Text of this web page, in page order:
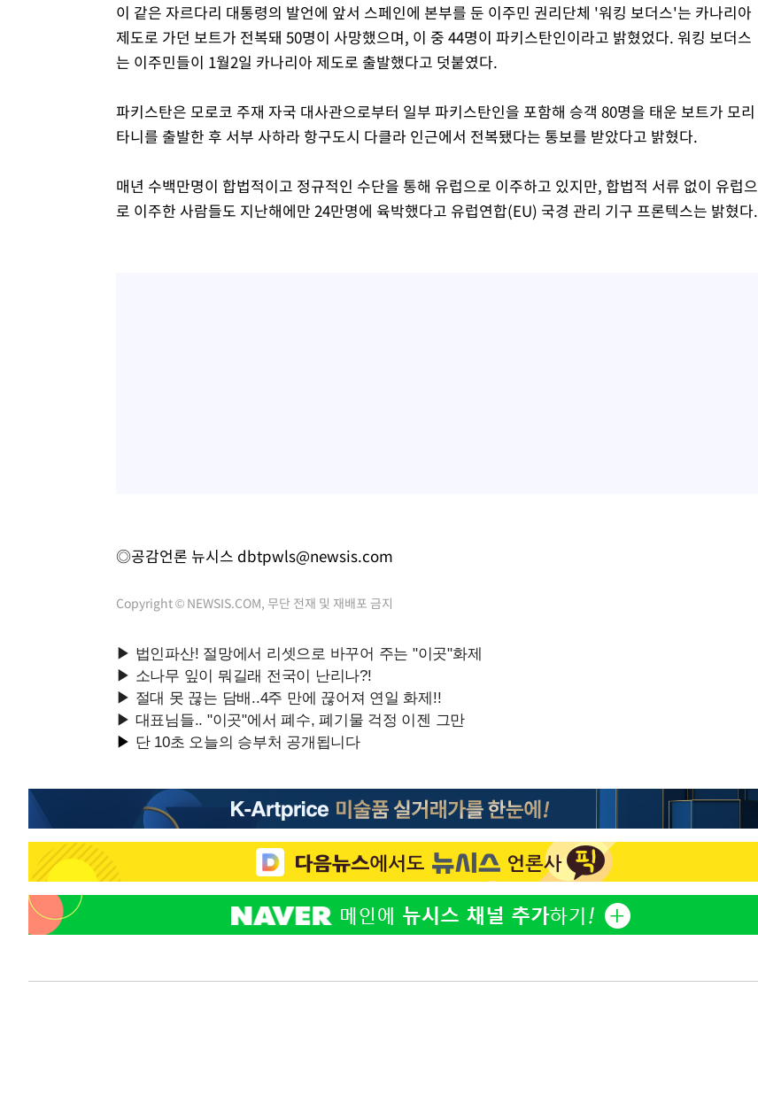
이 같은 자르다리 대통령의 발언에 앞서 스페인에 본부를 둔 이주민 권리단체 '워킹 보더스'는 카나리아
제도로 가던 보트가 전복돼 50명이 사망했으며, 이 중 44명이 파키스탄인이라고 밝혔었다. 워킹 보더스
는 이주민들이 1월2일 카나리아 제도로 출발했다고 덧붙였다.
파키스탄은 모로코 주재 자국 대사관으로부터 일부 파키스탄인을 포함해 승객 80명을 태운 보트가 모리
타니를 출발한 후 서부 사하라 항구도시 다클라 인근에서 전복됐다는 통보를 받았다고 밝혔다.
매년 수백만명이 합법적이고 정규적인 수단을 통해 유럽으로 이주하고 있지만, 합법적 서류 없이 유럽으
로 이주한 사람들도 지난해에만 24만명에 육박했다고 유럽연합(EU) 국경 관리 기구 프론텍스는 밝혔다.
◎공감언론 뉴시스 dbtpwls@newsis.com
Copyright © NEWSIS.COM, 무단 전재 및 재배포 금지